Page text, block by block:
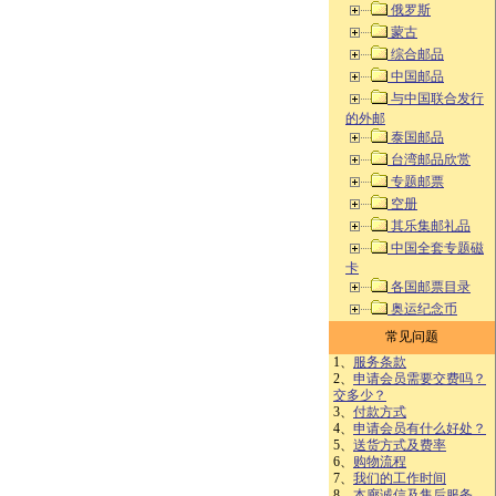
俄罗斯
蒙古
综合邮品
中国邮品
与中国联合发行
的外邮
泰国邮品
台湾邮品欣赏
专题邮票
空册
其乐集邮礼品
中国全套专题磁
卡
各国邮票目录
奥运纪念币
常见问题
1、 服务条款
2、 申请会员需要交费吗？
交多少？
3、 付款方式
4、 申请会员有什么好处？
5、 送货方式及费率
6、 购物流程
7、 我们的工作时间